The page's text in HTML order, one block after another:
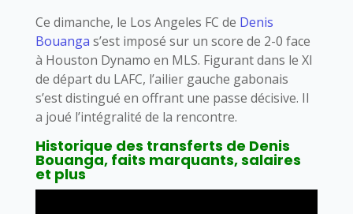
Ce dimanche, le Los Angeles FC de Denis
Bouanga s’est imposé sur un score de 2-0 face
à Houston Dynamo en MLS. Figurant dans le XI
de départ du LAFC, l’ailier gauche gabonais
s’est distingué en offrant une passe décisive. Il
a joué l’intégralité de la rencontre.
Historique des transferts de Denis
Bouanga, faits marquants, salaires
et plus